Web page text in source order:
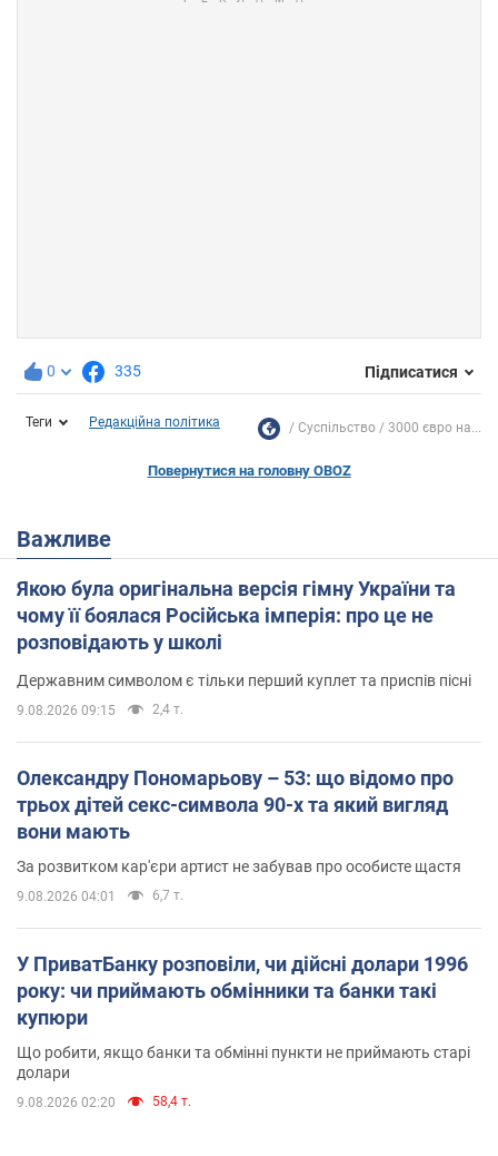
0 335 Підписатися
Теги Редакційна політика Суспільство 3000 євро на...
Повернутися на головну OBOZ
Важливе
Якою була оригінальна версія гімну України та
чому її боялася Російська імперія: про це не
розповідають у школі
Державним символом є тільки перший куплет та приспів пісні
9.08.2026 09:15 2,4 т.
Олександру Пономарьову – 53: що відомо про
трьох дітей секс-символа 90-х та який вигляд
вони мають
За розвитком кар'єри артист не забував про особисте щастя
9.08.2026 04:01 6,7 т.
У ПриватБанку розповіли, чи дійсні долари 1996
року: чи приймають обмінники та банки такі
купюри
Що робити, якщо банки та обмінні пункти не приймають старі
долари
9.08.2026 02:20 58,4 т.